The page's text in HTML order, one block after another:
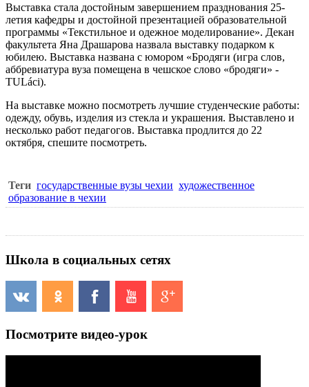
Выставка стала достойным завершением празднования 25-
летия кафедры и достойной презентацией образовательной
программы «Текстильное и одежное моделирование». Декан
факультета Яна Драшарова назвала выставку подарком к
юбилею. Выставка названа с юмором «Бродяги (игра слов,
аббревиатура вуза помещена в чешское слово «бродяги» -
TULáci).
На выставке можно посмотреть лучшие студенческие работы:
одежду, обувь, изделия из стекла и украшения. Выставлено и
несколько работ педагогов. Выставка продлится до 22
октября, спешите посмотреть.
Теги государственные вузы чехии художественное
образование в чехии
Школа в социальных сетях
Посмотрите видео-урок